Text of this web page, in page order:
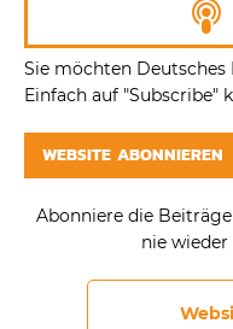
Sie möchten Deutsches
Einfach auf "Subscribe"
WEBSITE ABONNIEREN
Abonniere die
nie